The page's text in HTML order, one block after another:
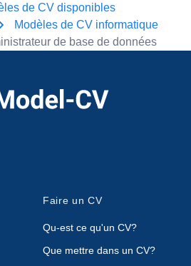
de CV disponibles
Modèles de CV informatique
de base de données
Faire un CV
Qu-est ce qu'un CV?
Que mettre dans un CV?